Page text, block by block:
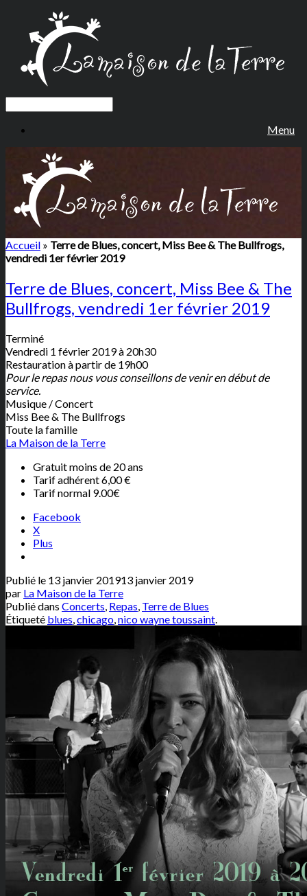
Menu
Accueil » Terre de Blues, concert, Miss Bee & The Bullfrogs,
vendredi 1er février 2019
Terre de Blues, concert, Miss Bee & The
Bullfrogs, vendredi 1er février 2019
Terminé
Vendredi 1 février 2019 à 20h30
Restauration à partir de 19h00
Pour le repas nous vous conseillons de venir en début de
service.
Musique / Concert
Miss Bee & The Bullfrogs
Toute la famille
La Maison de la Terre
Gratuit moins de 20 ans
Tarif adhérent 6,00 €
Tarif normal 9.00€
Facebook
X
Plus
Publié le 13 janvier 201913 janvier 2019
par La Maison de la Terre
Publié dans Concerts, Repas, Terre de Blues
Étiqueté blues,chicago,nico wayne toussaint.